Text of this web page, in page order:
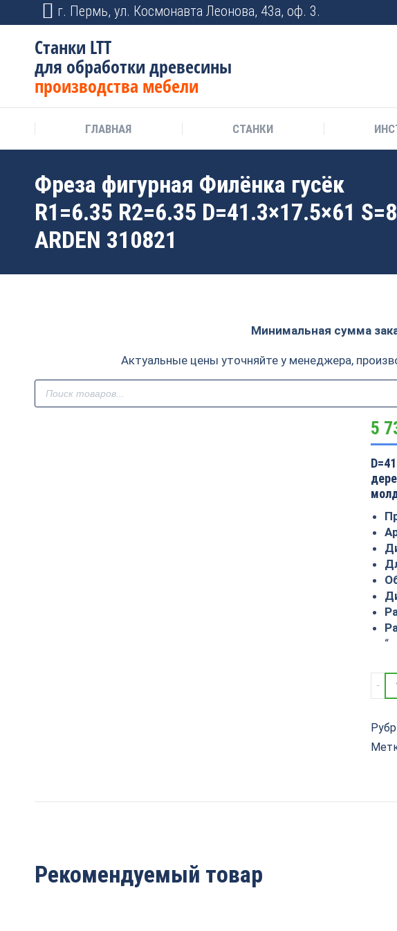
г. Пермь, ул. Космонавта Леонова, 43а, оф. 3.
Станки LTT
для обработки древесины
производства мебели
ГЛАВНАЯ СТАНКИ
Фреза фигурная Филёнка гусёк
R1=6.35 R2=6.35 D=41.3×17.5×61 S=8
ARDEN 310821
Минимальная сумма
Актуальные цены уточняйте у менеджера,
Поиск
товаров
5
“
Рекомендуемый товар